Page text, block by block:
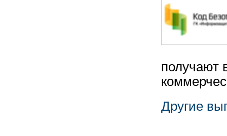
получают
Другие